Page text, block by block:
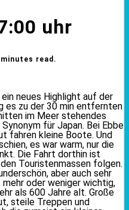
uhr
minutes read.
ein neues Highlight auf der
es zu der 30 min entfernten
im Meer stehendes
für Japan. Bei Ebbe
fahren kleine Boote. Und
es war warm, nur die
Die Fahrt dorthin ist
Touristenmassen folgen.
aber auch sehr
oder weniger wichtig,
als 600 Jahre alt. Große
steile Treppen und